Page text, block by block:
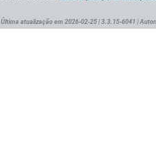
Última atualização em 2026-02-25 | 3.3.15-6041 |